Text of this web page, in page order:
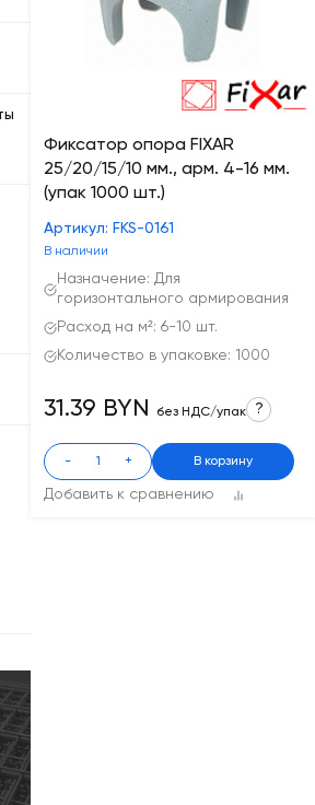
Фиксатор опора FIXAR
25/20/15/10 мм., арм. 4-16 мм.
(упак 1000 шт.)
Артикул: FKS-0161
В наличии
Назначение: Для
горизонтального армирования
Расход на м²: 6-10 шт.
Количество в упаковке: 1000
Добавить к сравнению
31.39 BYN без НДС/упак ?
- + В корзину